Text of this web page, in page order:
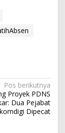
Pos berikutnya
Proyek PDNS
Dua Pejabat
Dipecat